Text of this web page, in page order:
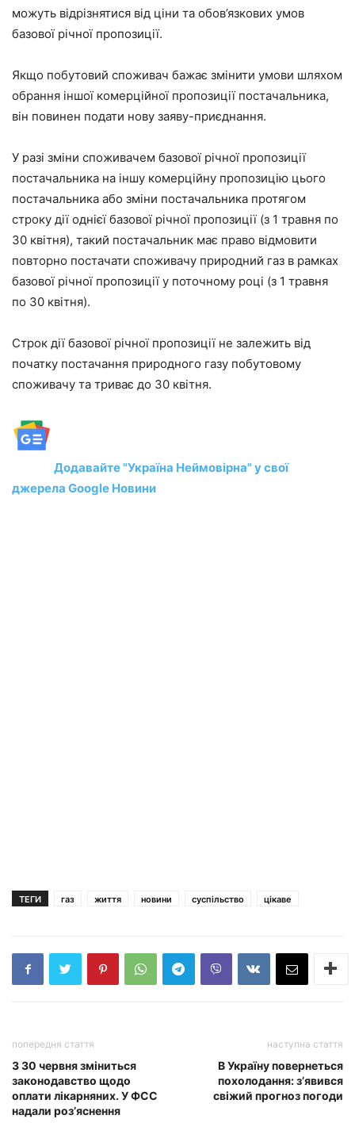
можуть відрізнятися від ціни та обов’язкових умов
базової річної пропозиції.
Якщо побутовий споживач бажає змінити умови шляхом
обрання іншої комерційної пропозиції постачальника,
він повинен подати нову заяву-приєднання.
У разі зміни споживачем базової річної пропозиції
постачальника на іншу комерційну пропозицію цього
постачальника або зміни постачальника протягом
строку дії однієї базової річної пропозиції (з 1 травня по
30 квітня), такий постачальник має право відмовити
повторно постачати споживачу природний газ в рамках
базової річної пропозиції у поточному році (з 1 травня
по 30 квітня).
Строк дії базової річної пропозиції не залежить від
початку постачання природного газу побутовому
споживачу та триває до 30 квітня.
Додавайте "Україна Неймовірна" у свої
джерела Google Новини
ТЕГИ газ життя новини суспільство цікаве
попередня стаття
З 30 червня зміниться
законодавство щодо
оплати лікарняних. У ФСС
надали роз’яснення
наступна стаття
В Україну повернеться
похолодання: з’явився
свіжий прогноз погоди